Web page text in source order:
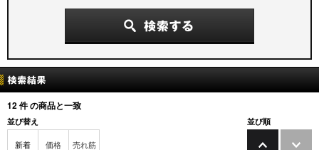
12件 の商品と一致
並び替え
新着 価格 売れ筋
並び順